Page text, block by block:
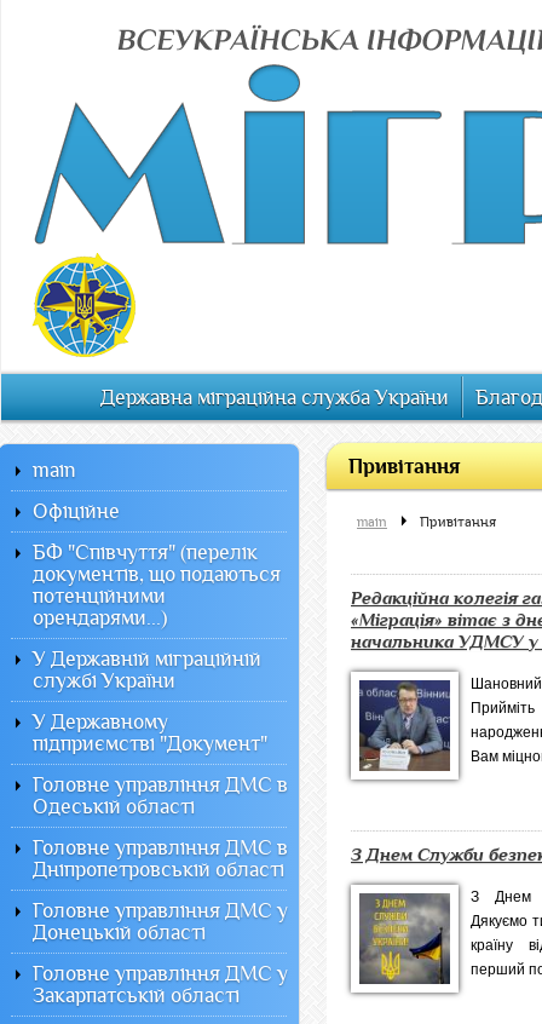
Державна міграційна служба України
Привітання
main Привітання
Редакційна колегія
«Міграція» вітає з
начальника УДМСУ у
Вам
З Днем Служби
З Днем
Дякуємо
країну
перший
main
Офiцiйне
БФ "Співчуття" (перелік
документів, що подаються
потенційними
орендарями...)
У Державній міграційній
службі України
У Державному
підприємстві "Документ"
Головне управління ДМС в
Одеській області
Головне управління ДМС в
Дніпропетровській області
Головне управління ДМС у
Донецькій області
Головне управління ДМС у
Закарпатській області